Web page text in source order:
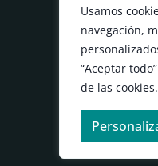
Usamos
navegación,
“Aceptar
de las cookies.